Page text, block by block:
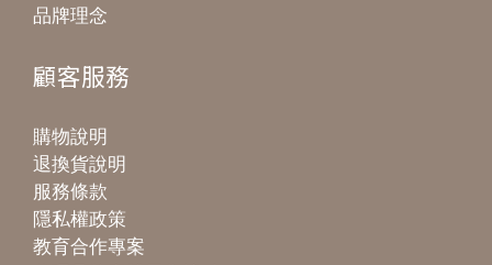
品牌理念
顧客服務
購物說明
退換貨說明
服務條款
隱私權政策
教育合作專案